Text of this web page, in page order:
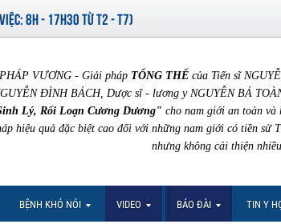
8H - 17H30 TỪ T2 - T7)
VƯƠNG - Giải pháp TỔNG THỂcủa Tiến sĩ
ĐÌNH BÁCH, Dược sĩ - lương y NGUYỄN BÁ
Lý, Rối Loạn Cương Dương" cho nam giới an toàn
hiệu quả đặc biệt cao đối với những nam giới có tiền sử
nhưng không cải thiện nhiều
BỆNH KHÓ NÓI VIDEO BÁO ĐÀI TIN Y